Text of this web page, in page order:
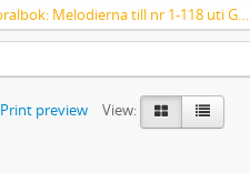
Koralbok: Melodierna till nr 1-118 uti Gamla Psalmboken, enstämmigt satta
Print preview
View: